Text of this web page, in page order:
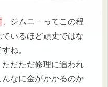
、ジムニ－ってこの程
いるほど頑丈ではな
ね。
だただ修理に追われ
なに金がかかるのか